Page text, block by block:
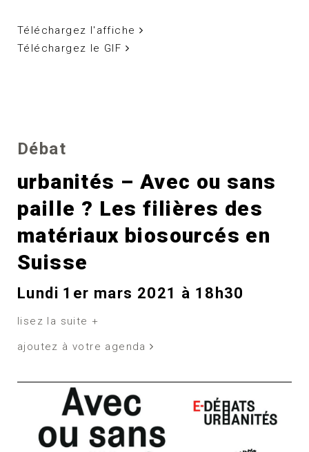
Téléchargez l'affiche
Téléchargez le GIF
Débat
urbanités – Avec ou sans
paille ? Les filières des
matériaux biosourcés en
Suisse
Lundi 1er mars 2021 à 18h30
lisez la suite +
ajoutez à votre agenda